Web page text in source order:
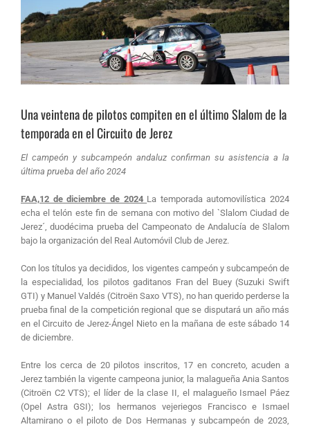
Una veintena de pilotos compiten en el último Slalom de la
temporada en el Circuito de Jerez
El campeón y subcampeón andaluz confirman su asistencia a la
última prueba del año 2024
FAA,12 de diciembre de 2024 La temporada automovilística 2024
echa el telón este fin de semana con motivo del `Slalom Ciudad de
Jerez´, duodécima prueba del Campeonato de Andalucía de Slalom
bajo la organización del Real Automóvil Club de Jerez.
Con los títulos ya decididos, los vigentes campeón y subcampeón de
la especialidad, los pilotos gaditanos Fran del Buey (Suzuki Swift
GTI) y Manuel Valdés (Citroën Saxo VTS), no han querido perderse la
prueba final de la competición regional que se disputará un año más
en el Circuito de Jerez-Ángel Nieto en la mañana de este sábado 14
de diciembre.
Entre los cerca de 20 pilotos inscritos, 17 en concreto, acuden a
Jerez también la vigente campeona junior, la malagueña Ania Santos
(Citroën C2 VTS); el líder de la clase II, el malagueño Ismael Páez
(Opel Astra GSI); los hermanos vejeriegos Francisco e Ismael
Altamirano o el piloto de Dos Hermanas y subcampeón de 2023,